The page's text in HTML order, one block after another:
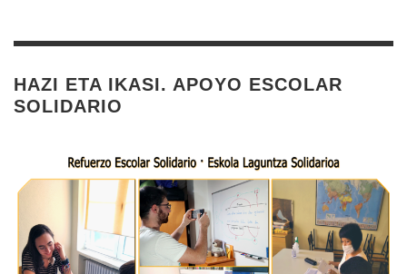
HAZI ETA IKASI. APOYO ESCOLAR
SOLIDARIO